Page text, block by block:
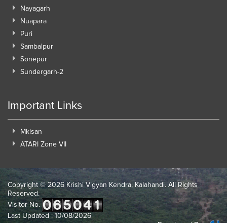
Nayagarh
Nuapara
Puri
Sambalpur
Sonepur
Sundergarh-2
Important Links
Mkisan
ATARI Zone VII
Copyright ©2026 Krishi Vigyan Kendra, Kalahandi. All Rights
Reserved.
Visitor No.
Last Updated : 10/08/2026